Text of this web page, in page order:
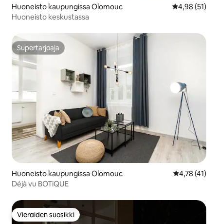
Huoneisto kaupungissa Olomouc
4,98 (51)
Huoneisto keskustassa
Supertarjoaja
Supertarjoaja
Huoneisto kaupungissa Olomouc
4,78 (41)
Déjà vu BOTiQUE
Vieraiden suosikki
Vieraiden suosikki